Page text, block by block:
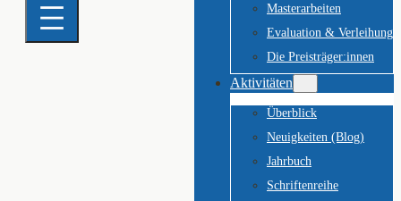
Masterarbeiten
Evaluation & Verleihung
Die Preisträger:innen
Aktivitäten
Überblick
Neuigkeiten (Blog)
Jahrbuch
Schriftenreihe